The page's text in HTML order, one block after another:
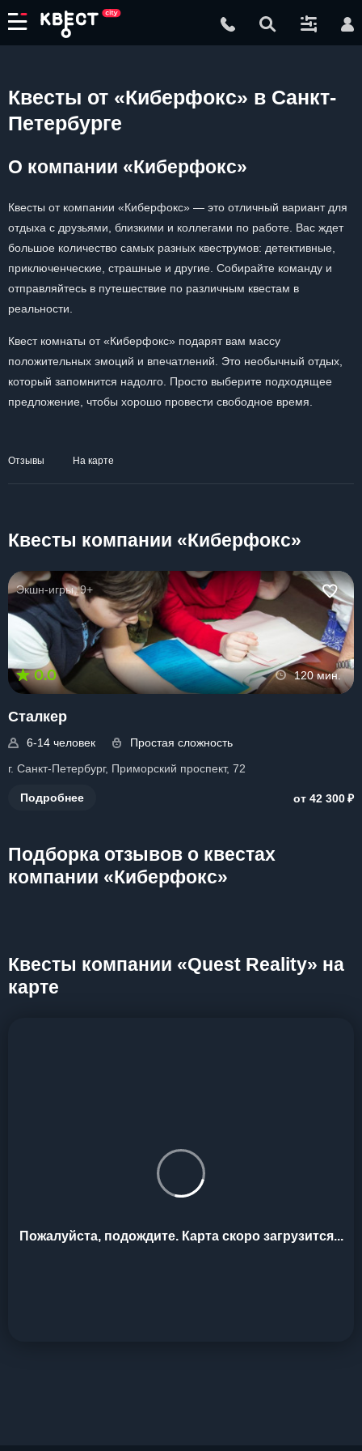
Квесты от «Киберфокс» в Санкт-
Петербурге
О компании «Киберфокс»
Квесты от компании «Киберфокс» — это отличный вариант для
отдыха с друзьями, близкими и коллегами по работе. Вас ждет
большое количество самых разных квеструмов: детективные,
приключенческие, страшные и другие. Собирайте команду и
отправляйтесь в путешествие по различным квестам в
реальности.
Квест комнаты от «Киберфокс» подарят вам массу
положительных эмоций и впечатлений. Это необычный отдых,
который запомнится надолго. Просто выберите подходящее
предложение, чтобы хорошо провести свободное время.
Отзывы На карте
Квесты компании «Киберфокс»
Экшн-игры, 9+
0.0 120 мин.
Сталкер
6-14 человек
Простая сложность
г. Санкт-Петербург, Приморский проспект, 72
Подробнее от 42 300₽
Подборка отзывов о квестах
компании «Киберфокс»
Квесты компании «Quest Reality» на
карте
Пожалуйста, подождите. Карта скоро загрузится...